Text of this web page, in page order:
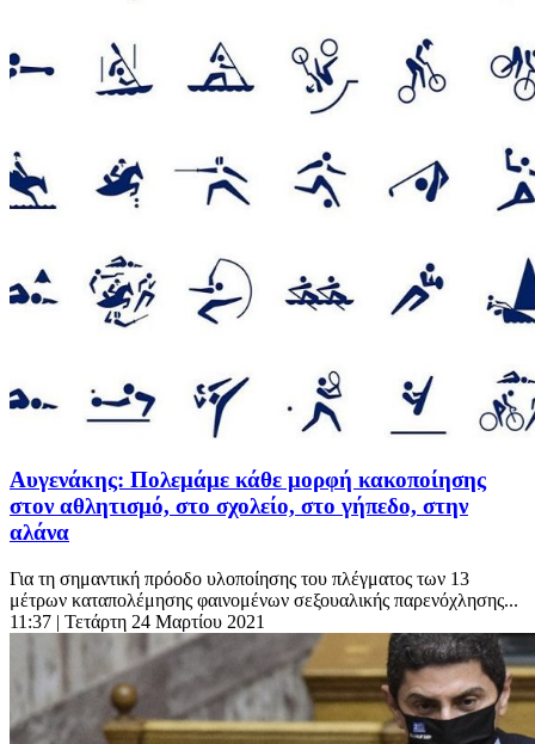
Αυγενάκης: Πολεμάμε κάθε μορφή κακοποίησης
στον αθλητισμό, στο σχολείο, στο γήπεδο, στην
αλάνα
Για τη σημαντική πρόοδο υλοποίησης του πλέγματος των 13
μέτρων καταπολέμησης φαινομένων σεξουαλικής παρενόχλησης...
11:37 | Τετάρτη 24 Μαρτίου 2021